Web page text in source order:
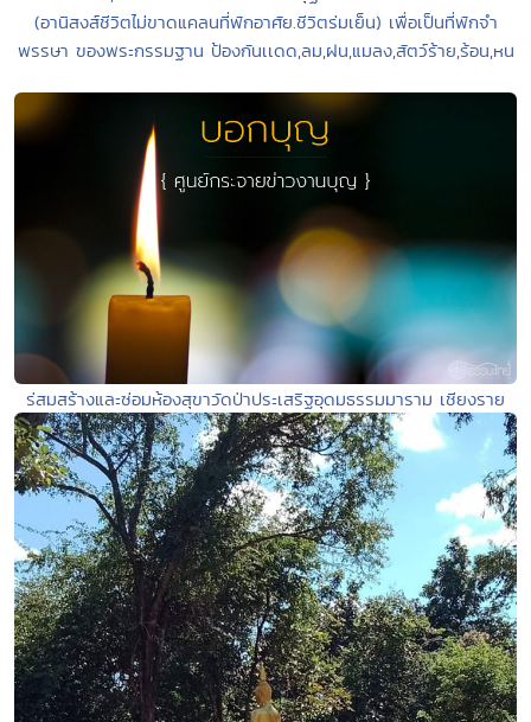
(อานิสงส์ชีวิตไม่ขาดแคลนที่พักอาศัย.ชีวิตร่มเย็น) เพื่อเป็นที่พักจำ
พรรษา ของพระกรรมฐาน ป้องกันเเดด,ลม,ฝน,แมลง,สัตว์ร้าย,ร้อน,หน
ร่สมสร้างและซ่อมห้องสุขาวัดป่าประเสริฐอุดมธรรมมาราม เชียงราย